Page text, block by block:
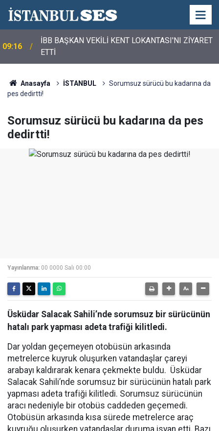
09:16
İBB BAŞKAN VEKİLİ KENT LOKANTASI'NI ZİYARET
ETTİ
Anasayfa İSTANBUL
Sorumsuz sürücü bu kadarına da
pes dedirtti!
Sorumsuz sürücü bu kadarına da pes
dedirtti!
Yayınlanma: 00 0000 Salı 00:00
Üsküdar Salacak Sahili’nde sorumsuz bir sürücünün
hatalı park yapması adeta trafiği kilitledi.
Dar yoldan geçemeyen otobüsün arkasında
metrelerce kuyruk oluşurken vatandaşlar çareyi
arabayı kaldırarak kenara çekmekte buldu. Üsküdar
Salacak Sahili’nde sorumsuz bir sürücünün hatalı park
yapması adeta trafiği kilitledi. Sorumsuz sürücünün
aracı nedeniyle bir otobüs caddeden geçemedi.
Otobüsün arkasında kısa sürede metrelerce araç
kuyruğu oluşurken vatandaşlar duruma isyan etti. Bazı